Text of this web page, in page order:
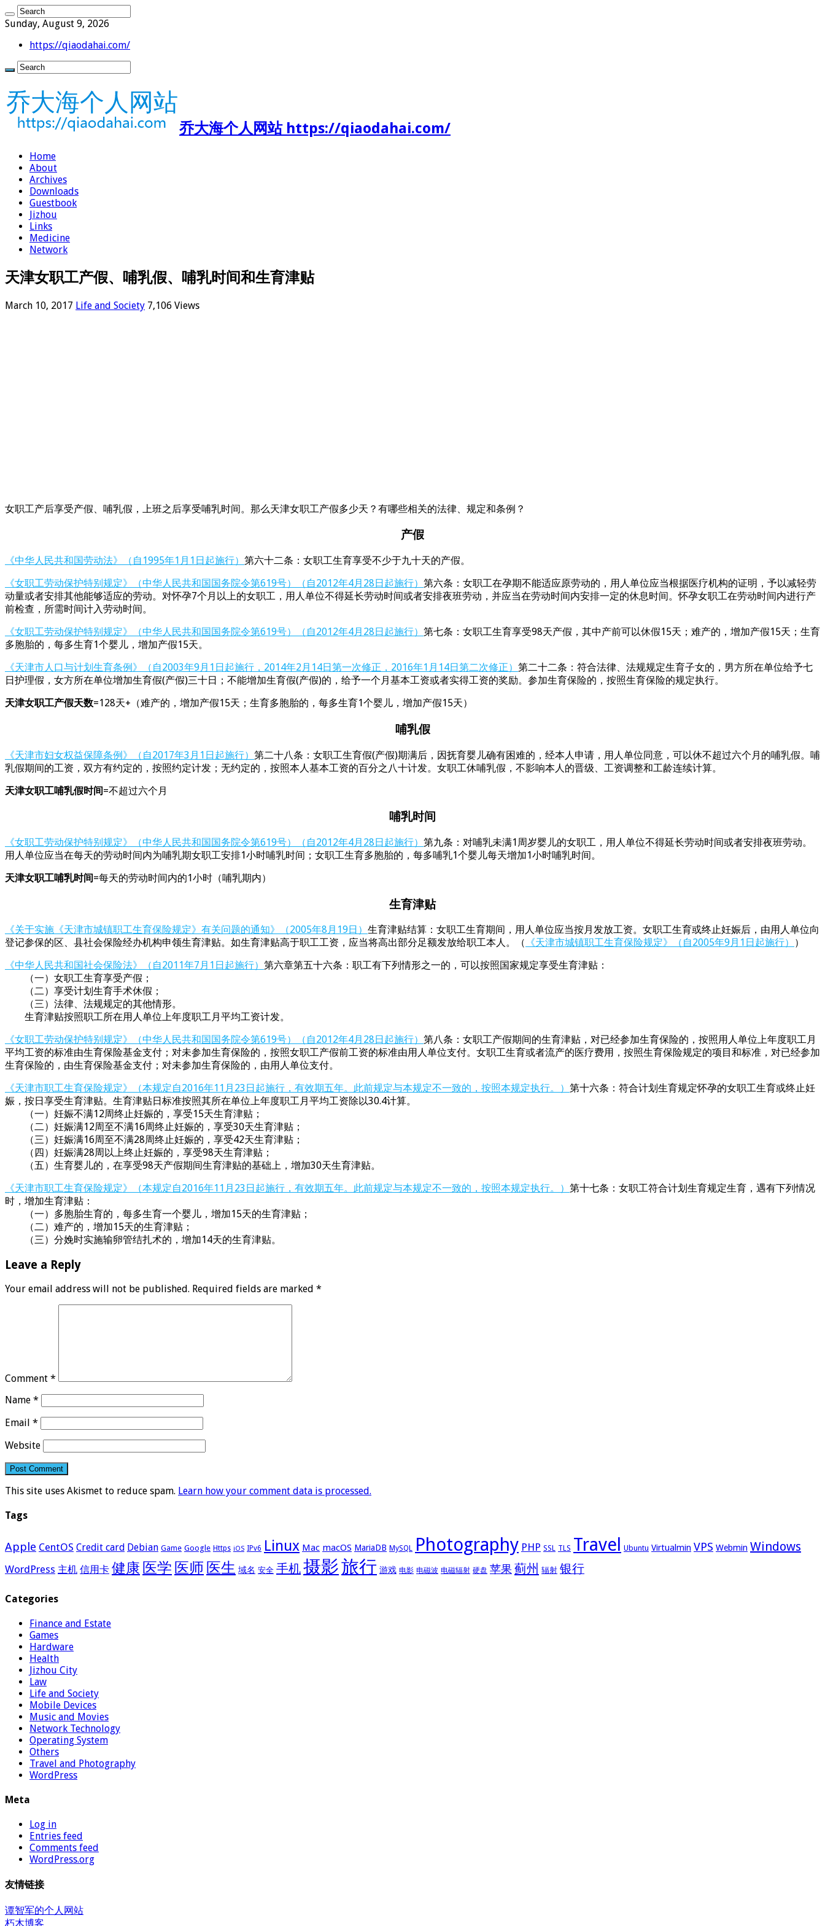
Sunday, August 9, 2026
https://qiaodahai.com/
乔大海个人网站 https://qiaodahai.com/
Home
About
Archives
Downloads
Guestbook
Jizhou
Links
Medicine
Network
天津女职工产假、哺乳假、哺乳时间和生育津贴
March 10, 2017 Life and Society 7,106 Views
女职工产后享受产假、哺乳假，上班之后享受哺乳时间。那么天津女职工产假多少天？有哪些相关的法律、规定和条例？
产假
《中华人民共和国劳动法》（自1995年1月1日起施行） 第六十二条：女职工生育享受不少于九十天的产假。
《女职工劳动保护特别规定》（中华人民共和国国务院令第619号）（自2012年4月28日起施行） 第六条：女职工在孕期不能适应原劳动的，用人单位应当根据医疗机构的证明，予以减轻劳
动量或者安排其他能够适应的劳动。对怀孕7个月以上的女职工，用人单位不得延长劳动时间或者安排夜班劳动，并应当在劳动时间内安排一定的休息时间。怀孕女职工在劳动时间内进行产
前检查，所需时间计入劳动时间。
《女职工劳动保护特别规定》（中华人民共和国国务院令第619号）（自2012年4月28日起施行） 第七条：女职工生育享受98天产假，其中产前可以休假15天；难产的，增加产假15天；生育
多胞胎的，每多生育1个婴儿，增加产假15天。
《天津市人口与计划生育条例》（自2003年9月1日起施行，2014年2月14日第一次修正，2016年1月14日第二次修正） 第二十二条：符合法律、法规规定生育子女的，男方所在单位给予七
日护理假，女方所在单位增加生育假(产假)三十日；不能增加生育假(产假)的，给予一个月基本工资或者实得工资的奖励。参加生育保险的，按照生育保险的规定执行。
天津女职工产假天数=128天+（难产的，增加产假15天；生育多胞胎的，每多生育1个婴儿，增加产假15天）
哺乳假
《天津市妇女权益保障条例》（自2017年3月1日起施行） 第二十八条：女职工生育假(产假)期满后，因抚育婴儿确有困难的，经本人申请，用人单位同意，可以休不超过六个月的哺乳假。哺
乳假期间的工资，双方有约定的，按照约定计发；无约定的，按照本人基本工资的百分之八十计发。女职工休哺乳假，不影响本人的晋级、工资调整和工龄连续计算。
天津女职工哺乳假时间=不超过六个月
哺乳时间
《女职工劳动保护特别规定》（中华人民共和国国务院令第619号）（自2012年4月28日起施行） 第九条：对哺乳未满1周岁婴儿的女职工，用人单位不得延长劳动时间或者安排夜班劳动。
用人单位应当在每天的劳动时间内为哺乳期女职工安排1小时哺乳时间；女职工生育多胞胎的，每多哺乳1个婴儿每天增加1小时哺乳时间。
天津女职工哺乳时间=每天的劳动时间内的1小时（哺乳期内）
生育津贴
《关于实施《天津市城镇职工生育保险规定》有关问题的通知》（2005年8月19日） 生育津贴结算：女职工生育期间，用人单位应当按月发放工资。女职工生育或终止妊娠后，由用人单位向
登记参保的区、县社会保险经办机构申领生育津贴。如生育津贴高于职工工资，应当将高出部分足额发放给职工本人。（ 《天津市城镇职工生育保险规定》（自2005年9月1日起施行）
）
《中华人民共和国社会保险法》（自2011年7月1日起施行） 第六章第五十六条：职工有下列情形之一的，可以按照国家规定享受生育津贴：
（一）女职工生育享受产假；
（二）享受计划生育手术休假；
（三）法律、法规规定的其他情形。
生育津贴按照职工所在用人单位上年度职工月平均工资计发。
《女职工劳动保护特别规定》（中华人民共和国国务院令第619号）（自2012年4月28日起施行） 第八条：女职工产假期间的生育津贴，对已经参加生育保险的，按照用人单位上年度职工月
平均工资的标准由生育保险基金支付；对未参加生育保险的，按照女职工产假前工资的标准由用人单位支付。女职工生育或者流产的医疗费用，按照生育保险规定的项目和标准，对已经参加
生育保险的，由生育保险基金支付；对未参加生育保险的，由用人单位支付。
《天津市职工生育保险规定》（本规定自2016年11月23日起施行，有效期五年。此前规定与本规定不一致的，按照本规定执行。） 第十六条：符合计划生育规定怀孕的女职工生育或终止妊
娠，按日享受生育津贴。生育津贴日标准按照其所在单位上年度职工月平均工资除以30.4计算。
（一）妊娠不满12周终止妊娠的，享受15天生育津贴；
（二）妊娠满12周至不满16周终止妊娠的，享受30天生育津贴；
（三）妊娠满16周至不满28周终止妊娠的，享受42天生育津贴；
（四）妊娠满28周以上终止妊娠的，享受98天生育津贴；
（五）生育婴儿的，在享受98天产假期间生育津贴的基础上，增加30天生育津贴。
《天津市职工生育保险规定》（本规定自2016年11月23日起施行，有效期五年。此前规定与本规定不一致的，按照本规定执行。） 第十七条：女职工符合计划生育规定生育，遇有下列情况
时，增加生育津贴：
（一）多胞胎生育的，每多生育一个婴儿，增加15天的生育津贴；
（二）难产的，增加15天的生育津贴；
（三）分娩时实施输卵管结扎术的，增加14天的生育津贴。
Leave a Reply
Your email address will not be published. Required fields are marked *
Comment *
Name *
Email *
Website
This site uses Akismet to reduce spam. Learn how your comment data is processed.
Tags
Apple CentOS Credit card Debian Game Google Https iOS IPv6 Linux Mac macOS MariaDB MySQL Photography PHP SSL TLS Travel Ubuntu Virtualmin VPS Webmin Windows
WordPress 主机 信用卡 健康 医学 医师 医生 域名 安全 手机摄影旅行 游戏 电影 电磁波 电磁辐射 硬盘 苹果 蓟州 辐射 银行
Categories
Finance and Estate
Games
Hardware
Health
Jizhou City
Law
Life and Society
Mobile Devices
Music and Movies
Network Technology
Operating System
Others
Travel and Photography
WordPress
Meta
Log in
Entries feed
Comments feed
WordPress.org
友情链接
谭智军的个人网站
朽木博客